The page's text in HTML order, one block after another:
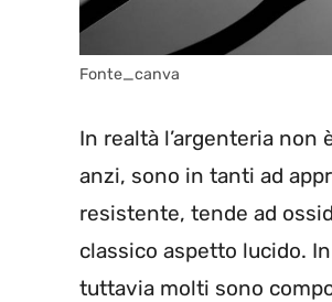
Fonte_canva
In realtà l’argenteria
anzi, sono in tanti ad
resistente, tende ad
classico aspetto lucido.
tuttavia molti sono